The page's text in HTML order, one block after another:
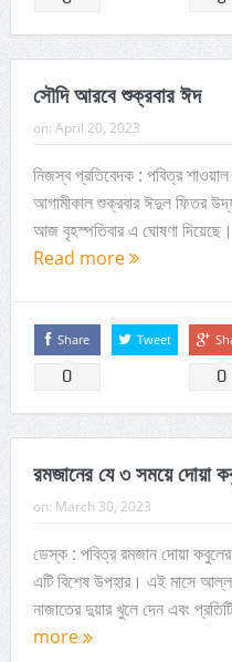
সৌদি আরবে শুক্রবার ঈদ
on: April 20, 2023
নিজস্ব প্রতিবেদক : পবিত্র
আগামীকাল শুক্রবার ঈদুল ফিতর
আজ বৃহস্পতিবার এ ঘোষণা
Read more
Share
0
Tweet
0
রমজানের যে ৩ সময়ে দোয়া
on: March 30, 2023
ডেস্ক : পবিত্র রমজান দোয়া
এটি বিশেষ উপহার। এই মাসে
নাজাতের দুয়ার খুলে দেন এবং
more